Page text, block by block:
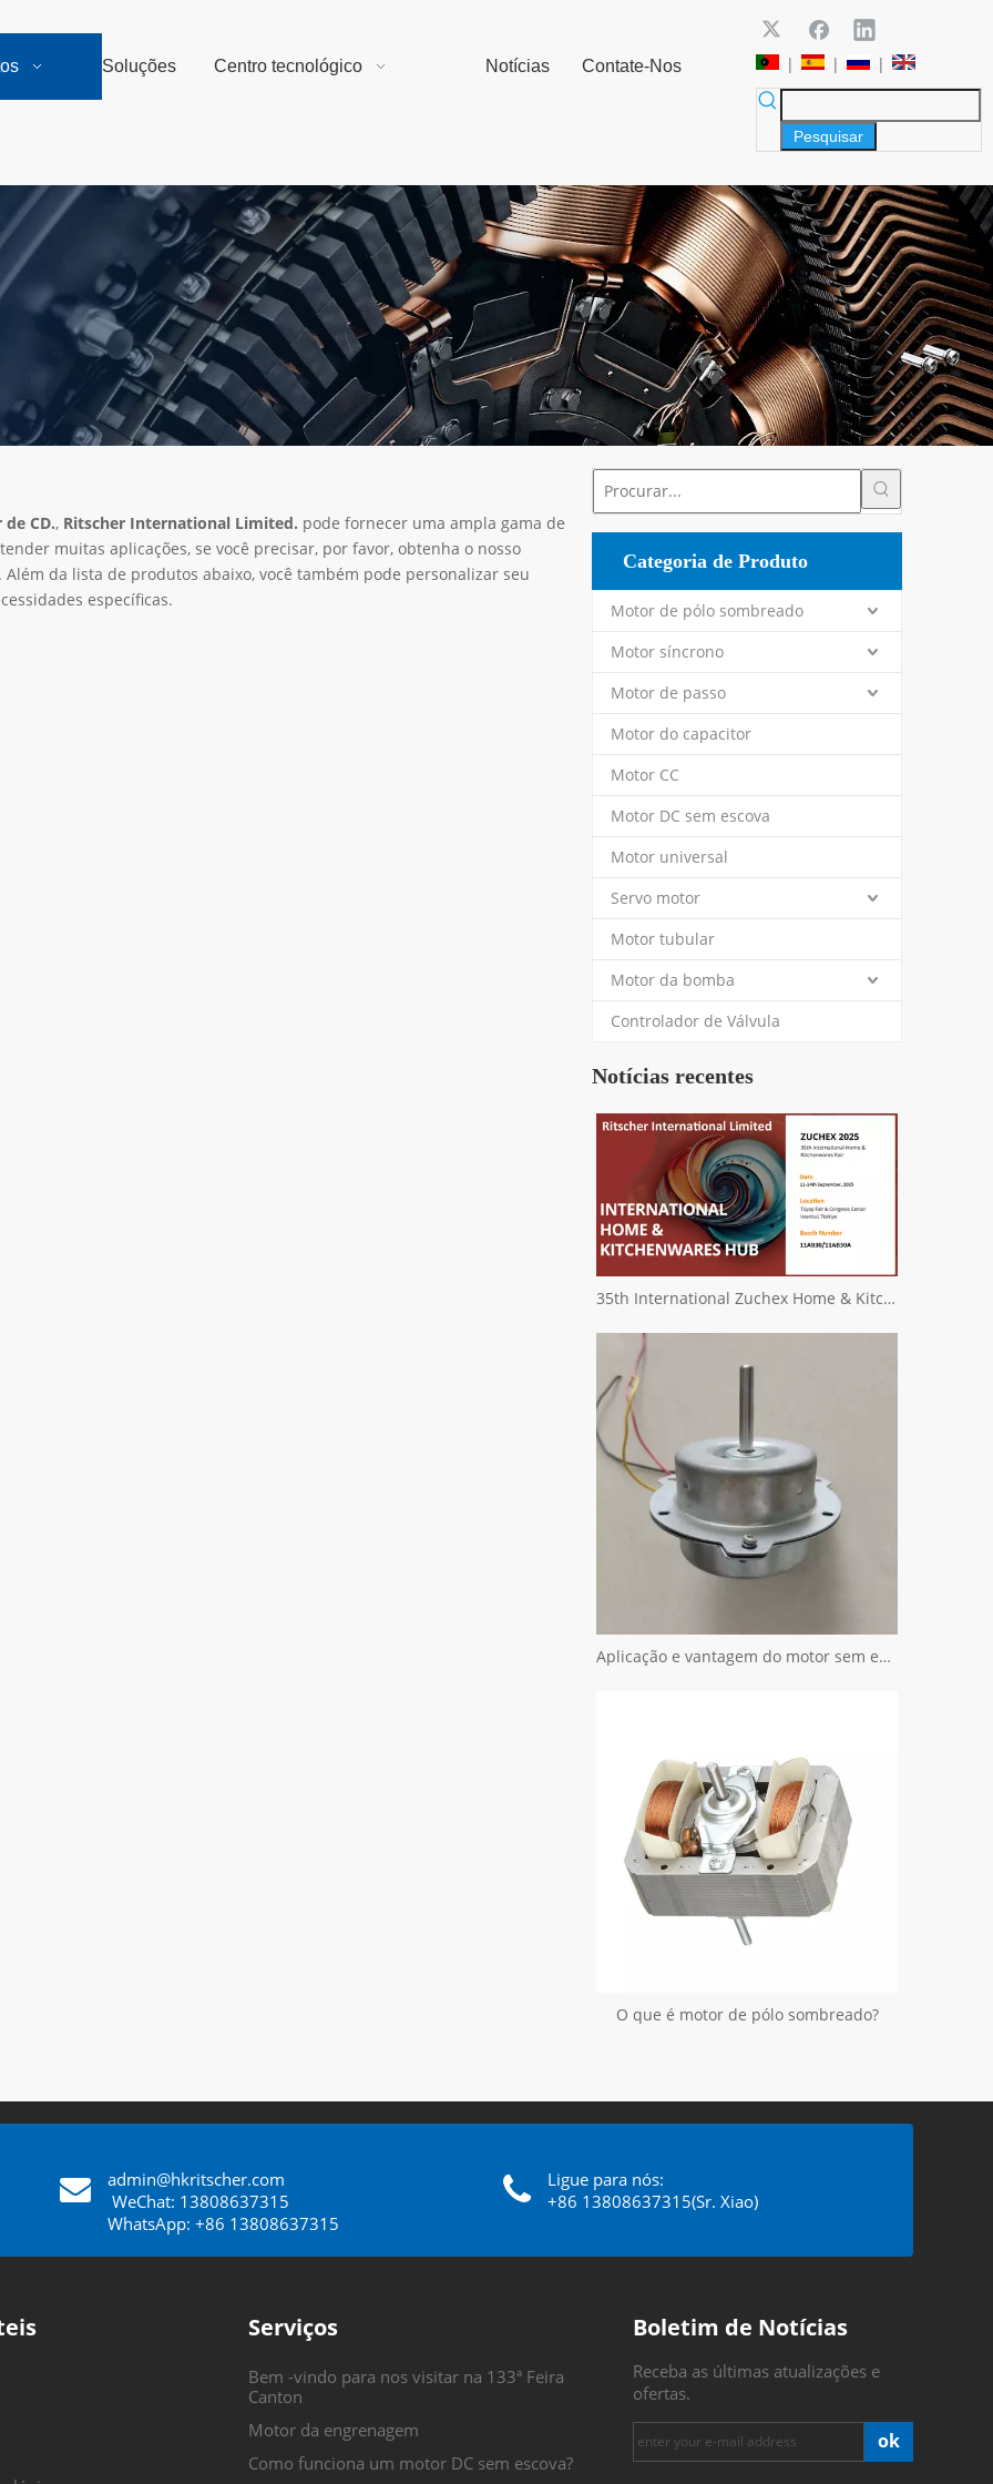
Soluções Centro tecnológico Notícias Contate-Nos | | |
Pesquisar
CD., Ritscher International Limited. pode fornecer uma ampla gama de
muitas aplicações, se você precisar, por favor, obtenha o nosso
. Além da lista de produtos abaixo, você também pode personalizar seu
específicas.
Categoria de Produto
Motor de pólo sombreado
Motor síncrono
Motor de passo
Motor do capacitor
Motor CC
Motor DC sem escova
Motor universal
Servo motor
Motor tubular
Motor da bomba
Controlador de Válvula
Notícias recentes
35th International Zuchex Home & Kitchenwares Fair Convitition - Ritscher International Limited
Aplicação e vantagem do motor sem escova
O que é motor de pólo sombreado?
admin@hkritscher.com
WeChat: 13808637315
WhatsApp: +86 13808637315
Ligue para nós:
+86 13808637315(Sr. Xiao)
Serviços
Bem -vindo para nos visitar na 133ª Feira
Canton
Motor da engrenagem
Como funciona um motor DC sem escova?
Boletim de Notícias
Receba as últimas atualizações e
ofertas.
ok